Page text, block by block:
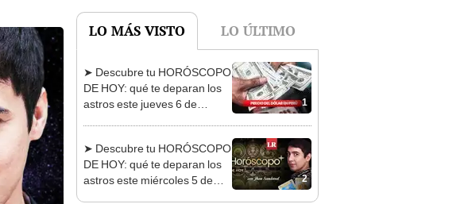
LO MÁS VISTO LO ÚLTIMO
1
➤ Descubre tu HORÓSCOPO
DE HOY: qué te deparan los
astros este jueves 6 de
2
➤ Descubre tu HORÓSCOPO
DE HOY: qué te deparan los
astros este miércoles 5 de